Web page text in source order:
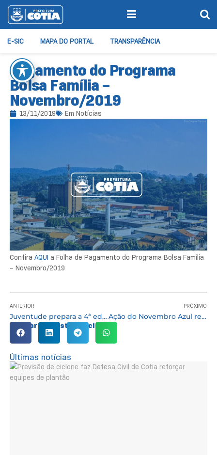
E-SIC MAPA DO PORTAL TRANSPARÊNCIA
Pagamento do Programa
Bolsa Família –
Novembro/2019
13/11/2019 Em Notícias
Confira AQUI a Folha de Pagamento do Programa Bolsa Família
– Novembro/2019
ANTERIOR
Juventude prepara a 4ª edição do ‘Domingo Colorido’
PRÓXIMO
Ação do Novembro Azul realizou mais de 620 procedimentos no último sábado
Compartilhe esta notícia:
Últimas notícias